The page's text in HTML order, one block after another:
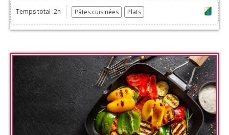
Temps total :2h Pâtes cuisinées Plats